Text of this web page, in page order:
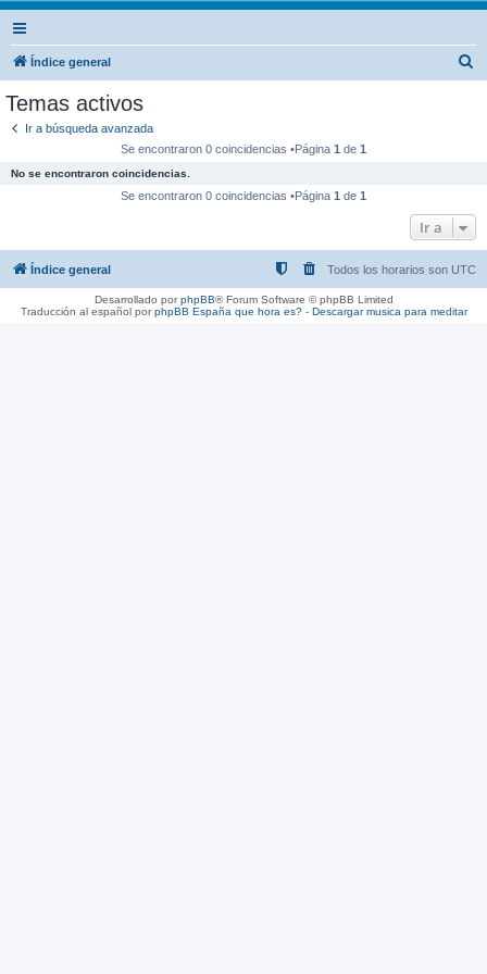
Índice general
Temas activos
Ir a búsqueda avanzada
Se encontraron 0 coincidencias •Página 1 de 1
No se encontraron coincidencias.
Se encontraron 0 coincidencias •Página 1 de 1
Ir a
Índice general Todos los horarios son UTC
Desarrollado porphpBB® Forum Software © phpBB Limited
Traducción al español porphpBB España que hora es?- Descargar musica para meditar